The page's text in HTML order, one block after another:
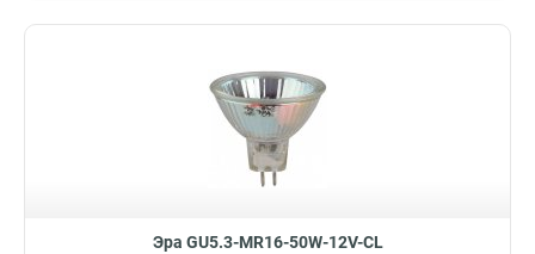
Эра GU5.3-MR16-50W-12V-CL